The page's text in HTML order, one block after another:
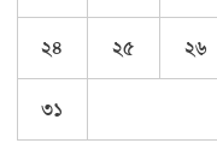
২৪ ২৫ ২৬
৩১